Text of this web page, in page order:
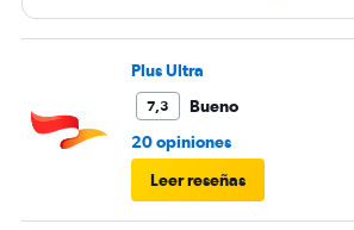
había personal de LATAM que
equipaje, gratamente sorprendido
cómodo, snacks a la altura Vuelo muy
mejor en horario
Plus Ultra
7,3
Bueno
20 opiniones
Leer reseñas